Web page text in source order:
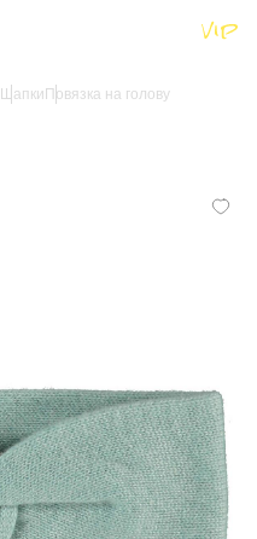
Информация
Шапки Повязка на голову